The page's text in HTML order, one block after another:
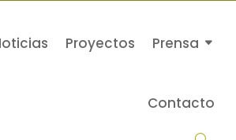
Proyectos Prensa
Contacto